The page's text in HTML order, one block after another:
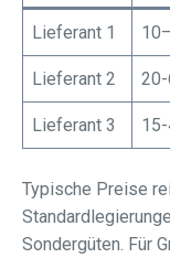
Lieferant 1
Lieferant 2
Lieferant 3
Typische Preise
Sondergüten. Für